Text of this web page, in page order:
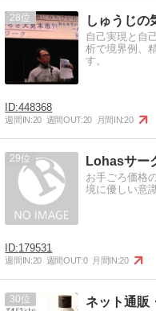
28 しゅうじの
自己実現と自
析で境界例、
す。
448368
週間IN:20 週間OUT:20 月間IN:20
29 Lohasサー
お手ごろ価格
境に優しい意
179531
週間IN:20 週間OUT:0 月間IN:20
30